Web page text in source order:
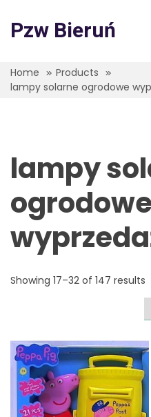
content
Pzw Bieruń
Home
Products
lampy solarne ogrodowe
lampy
ogrodowe
Showing 17–32 of 147 results